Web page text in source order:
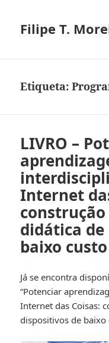
Filipe T.
Etiqueta:
LIVRO –
Internet
didática
baixo custo
Já se encontra
“Potenciar
Internet das Coisas:
dispositivos de baixo